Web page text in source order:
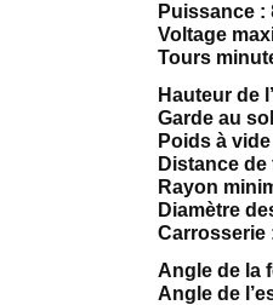
Puissance :
Voltage
Tours
Hauteur de
Garde au
Poids à vide
Distance de
Rayon
Diamètre
Carrosserie
Angle de la
Angle de